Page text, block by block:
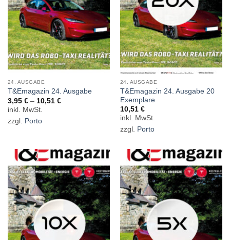
24. AUSGABE
T&Emagazin 24. Ausgabe
3,95 €– 10,51 €
zzgl. Porto
24. AUSGABE
T&Emagazin 24. Ausgabe 20
Exemplare
10,51 €
zzgl. Porto